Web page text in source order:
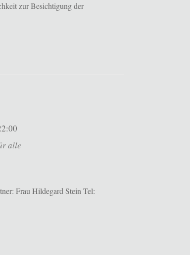
zur Besichtigung der
alle
Frau Hildegard Stein Tel: